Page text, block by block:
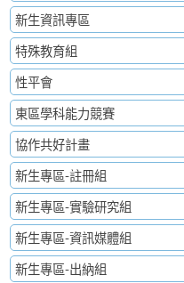
新生資訊專區
特殊教育組
性平會
東區學科能力競賽
協作共好計畫
新生專區-註冊組
新生專區-實驗研究組
新生專區-資訊媒體組
新生專區-出納組